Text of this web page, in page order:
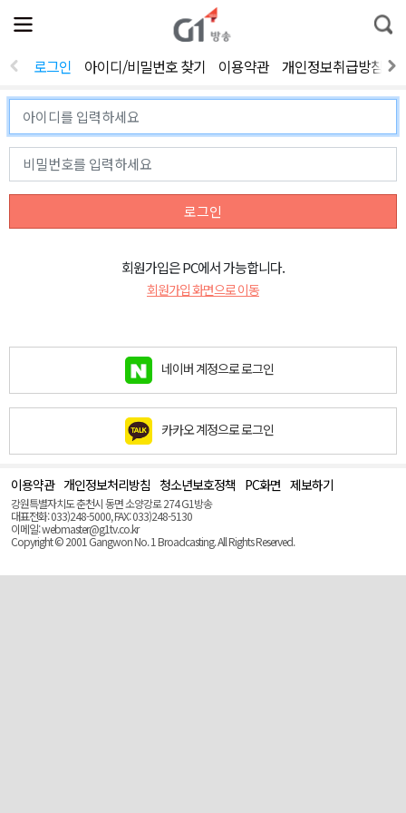
전
체
뉴
열
통
합
색
로그인 아이디/비밀번호 찾기 이용약관 개인정보취급방침
로그인
회원가입은 PC에서 가능합니다.
회원가입 화면으로 이동
네이버 계정으로 로그인
카카오 계정으로 로그인
이용약관 개인정보처리방침 청소년보호정책 PC화면 제보하기
강원특별자치도 춘천시 동면 소양강로 274 G1방송
대표전화: 033)248-5000, FAX: 033)248-5130
이메일: webmaster@g1tv.co.kr
Copyright © 2001 Gangwon No. 1 Broadcasting. All Rights Reserved.